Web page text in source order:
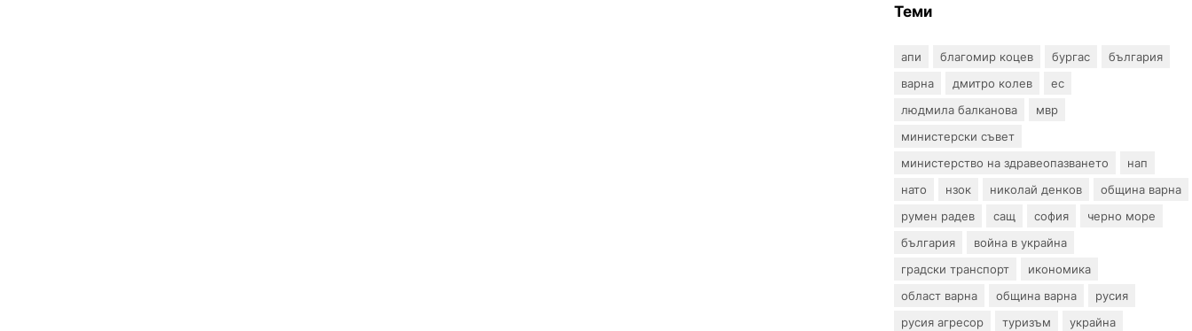
Теми
апи благомир коцев бургас
българия
варна
дмитро колев
ес
людмила балканова
мвр
министерски съвет
министерство на здравеопазването
нап
нато
нзок николай денков
община варна
румен радев
сащ софия
черно море
българия
война в украйна
градски транспорт
икономика
област варна
община варна
русия
русия агресор
туризъм украйна